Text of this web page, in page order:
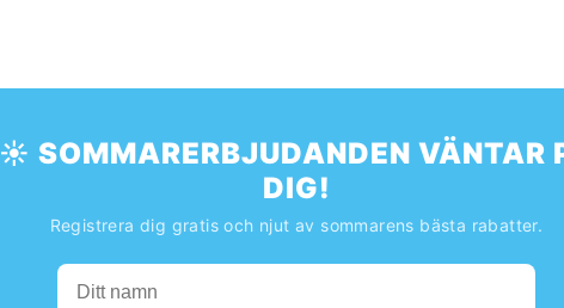
☀️ SOMMARERBJUDANDEN VÄNTAR
DIG!
Registrera dig gratis och njut av sommarens bästa rabatter.